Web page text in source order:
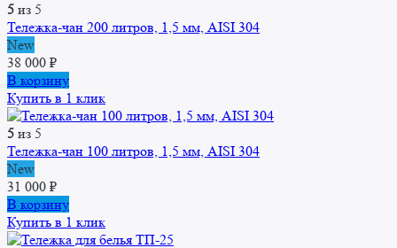
5 из 5
Тележка-чан 200 литров, 1,5 мм, AISI 304
New
38 000 ₽
В корзину
Купить в 1 клик
5 из 5
Тележка-чан 100 литров, 1,5 мм, AISI 304
New
31 000 ₽
В корзину
Купить в 1 клик